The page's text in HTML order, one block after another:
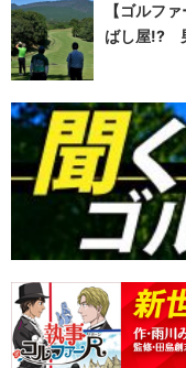
【ゴルフ
ばし屋!?